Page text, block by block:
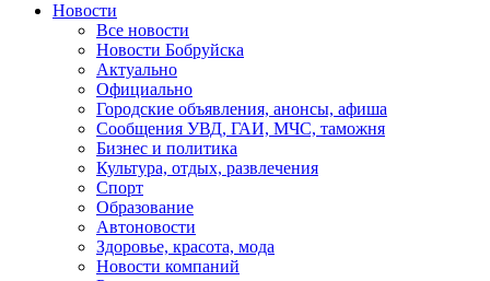
Новости
Все новости
Новости Бобруйска
Актуально
Официально
Городские объявления, анонсы, афиша
Сообщения УВД, ГАИ, МЧС, таможня
Бизнес и политика
Культура, отдых, развлечения
Спорт
Образование
Автоновости
Здоровье, красота, мода
Новости компаний